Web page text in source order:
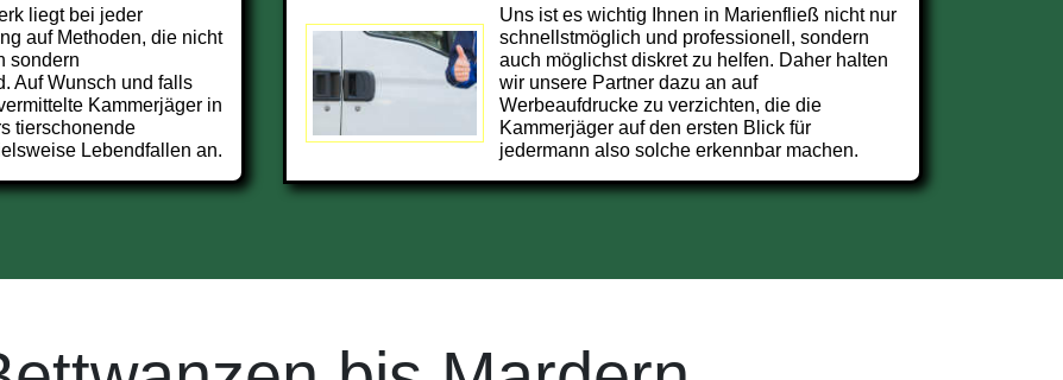
liegt bei jeder
auf Methoden, die nicht
sondern
Auf Wunsch und falls
Kammerjäger in
tierschonende
Lebendfallen an.
Uns ist es wichtig Ihnen in Marienfließ nicht nur
schnellstmöglich und professionell, sondern
auch möglichst diskret zu helfen. Daher halten
wir unsere Partner dazu an auf
Werbeaufdrucke zu verzichten, die die
Kammerjäger auf den ersten Blick für
jedermann also solche erkennbar machen.